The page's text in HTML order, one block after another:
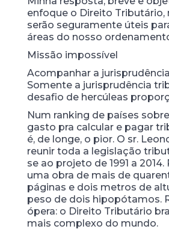
enfoque o Direito Tributário,
serão seguramente úteis
áreas do nosso
Missão impossível
Acompanhar a
Somente a jurisprudência
desafio de hercúleas
Num ranking de países
gasto pra calcular e pagar
é, de longe, o pior. O sr.
reunir toda a legislação
se ao projeto de 1991 a
uma obra de mais de
páginas e dois metros de
peso de dois hipopótamos.
ópera: o Direito Tributário
mais complexo do mundo.